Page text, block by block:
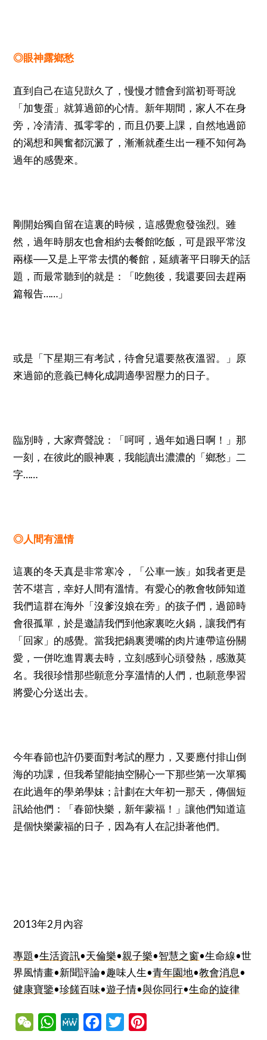
◎眼神露鄉愁
直到自己在這兒獃久了，慢慢才體會到當初哥哥說
「加隻蛋」就算過節的心情。新年期間，家人不在身
旁，冷清清、孤零零的，而且仍要上課，自然地過節
的渴想和興奮都沉澱了，漸漸就產生出一種不知何為
過年的感覺來。
剛開始獨自留在這裏的時候，這感覺愈發強烈。雖
然，過年時朋友也會相約去餐館吃飯，可是跟平常沒
兩樣──又是上平常去慣的餐館，延續著平日聊天的話
題，而最常聽到的就是：「吃飽後，我還要回去趕兩
篇報告…… 」
或是「下星期三有考試，待會兒還要熬夜溫習。」原
來過節的意義已轉化成調適學習壓力的日子。
臨別時，大家齊聲說：「呵呵，過年如過日啊！」那
一刻，在彼此的眼神裏，我能讀出濃濃的「鄉愁」二
字……
◎人間有溫情
這裏的冬天真是非常寒冷，「公車一族」如我者更是
苦不堪言，幸好人間有溫情。有愛心的教會牧師知道
我們這群在海外「沒爹沒娘在旁」的孩子們，過節時
會很孤單，於是邀請我們到他家裏吃火鍋，讓我們有
「回家」的感覺。當我把鍋裏燙嘴的肉片連帶這份關
愛，一併吃進胃裏去時，立刻感到心頭發熱，感激莫
名。我很珍惜那些願意分享溫情的人們，也願意學習
將愛心分送出去。
今年春節也許仍要面對考試的壓力，又要應付排山倒
海的功課，但我希望能抽空關心一下那些第一次單獨
在此過年的學弟學妹；計劃在大年初一那天，傳個短
訊給他們：「春節快樂，新年蒙福！」讓他們知道這
是個快樂蒙福的日子，因為有人在記掛著他們。
2013年2月內容
專題•生活資訊•天倫樂•親子樂•智慧之窗•生命線•世
界風情畫•新聞評論•趣味人生•青年園地•教會消息•
健康寶鑒•珍饈百味•遊子情•與你同行•生命的旋律
WeChatWhatsApp
MeWe Facebook
Twitter